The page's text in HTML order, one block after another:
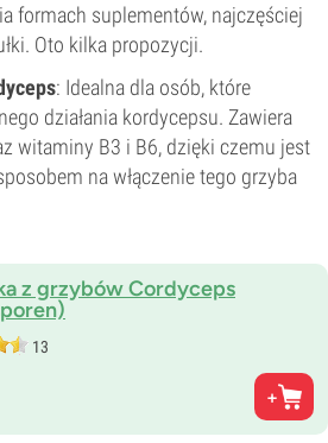
formach suplementów, najczęściej
Oto kilka propozycji.
: Idealna dla osób, które
działania kordycepsu. Zawiera
witaminy B3 i B6, dzięki czemu jest
na włączenie tego grzyba
z grzybów Cordyceps
13